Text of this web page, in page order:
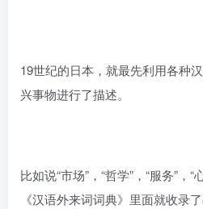
19世纪的日本，就最先利用各种
兴事物进行了描述。
比如说“市场”，“哲学”，“服务”，
《汉语外来词词典》里面就收录